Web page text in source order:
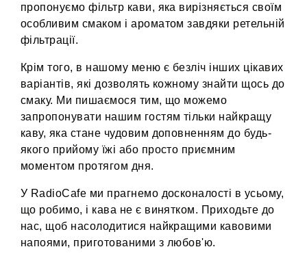
пропонуємо фільтр кави, яка вирізняється своїм
особливим смаком і ароматом завдяки ретельній
фільтрації.
Крім того, в нашому меню є безліч інших цікавих
варіантів, які дозволять кожному знайти щось до
смаку. Ми пишаємося тим, що можемо
запропонувати нашим гостям тільки найкращу
каву, яка стане чудовим доповненням до будь-
якого прийому їжі або просто приємним
моментом протягом дня.
У RadioCafe ми прагнемо досконалості в усьому,
що робимо, і кава не є винятком. Приходьте до
нас, щоб насолодитися найкращими кавовими
напоями, приготованими з любов'ю.